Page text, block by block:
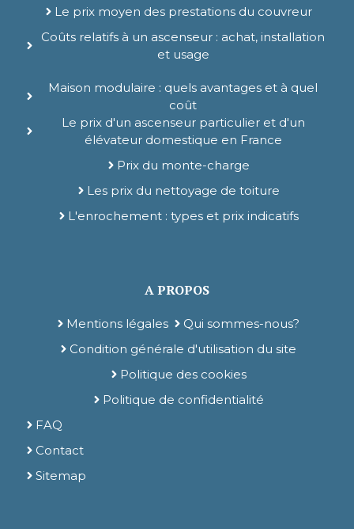
Le prix moyen des prestations du couvreur
Coûts relatifs à un ascenseur : achat, installation
et usage
Maison modulaire : quels avantages et à quel
coût
Le prix d'un ascenseur particulier et d'un
élévateur domestique en France
Prix du monte-charge
Les prix du nettoyage de toiture
L'enrochement : types et prix indicatifs
A PROPOS
Mentions légales
Qui sommes-nous?
Condition générale d'utilisation du site
Politique des cookies
Politique de confidentialité
FAQ
Contact
Sitemap